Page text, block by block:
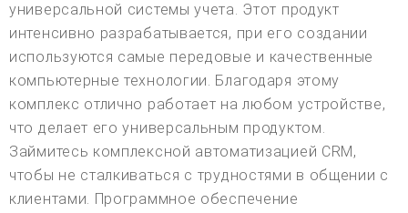
универсальной системы учета. Этот продукт
интенсивно разрабатывается, при его создании
используются самые передовые и качественные
компьютерные технологии. Благодаря этому
комплекс отлично работает на любом устройстве,
что делает его универсальным продуктом.
Займитесь комплексной автоматизацией CRM,
чтобы не сталкиваться с трудностями в общении с
клиентами. Программное обеспечение